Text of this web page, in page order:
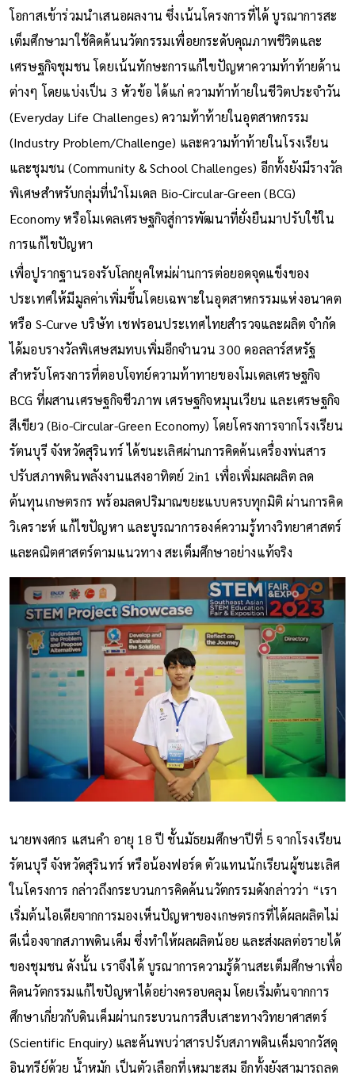
โอกาสเข้าร่วมนำเสนอผลงาน ซึ่งเน้นโครงการที่ได้ บูรณาการสะ
เต็มศึกษามาใช้คิดค้นนวัตกรรมเพื่อยกระดับคุณภาพชีวิตและ
เศรษฐกิจชุมชน โดยเน้นทักษะการแก้ไขปัญหาความท้าท้ายด้าน
ต่างๆ โดยแบ่งเป็น 3 หัวข้อ ได้แก่ ความท้าท้ายในชีวิตประจำวัน
(Everyday Life Challenges) ความท้าท้ายในอุตสาหกรรม
(Industry Problem/Challenge) และความท้าท้ายในโรงเรียน
และชุมชน (Community & School Challenges) อีกทั้งยังมีรางวัล
พิเศษสำหรับกลุ่มที่นำโมเดล Bio-Circular-Green (BCG)
Economy หรือโมเดลเศรษฐกิจสู่การพัฒนาที่ยั่งยืนมาปรับใช้ใน
การแก้ไขปัญหา
เพื่อปูรากฐานรองรับโลกยุคใหม่ผ่านการต่อยอดจุดแข็งของ
ประเทศให้มีมูลค่าเพิ่มขึ้นโดยเฉพาะในอุตสาหกรรมแห่งอนาคต
หรือ S-Curve บริษัท เชฟรอนประเทศไทยสำรวจและผลิต จำกัด
ได้มอบรางวัลพิเศษสมทบเพิ่มอีกจำนวน 300 ดอลลาร์สหรัฐ
สำหรับโครงการที่ตอบโจทย์ความท้าทายของโมเดลเศรษฐกิจ
BCG ที่ผสานเศรษฐกิจชีวภาพ เศรษฐกิจหมุนเวียน และเศรษฐกิจ
สีเขียว (Bio-Circular-Green Economy) โดยโครงการจากโรงเรียน
รัตนบุรี จังหวัดสุรินทร์ ได้ชนะเลิศผ่านการคิดค้นเครื่องพ่นสาร
ปรับสภาพดินพลังงานแสงอาทิตย์ 2in1 เพื่อเพิ่มผลผลิต ลด
ต้นทุนเกษตรกร พร้อมลดปริมาณขยะแบบครบทุกมิติ ผ่านการคิด
วิเคราะห์ แก้ไขปัญหา และบูรณาการองค์ความรู้ทางวิทยาศาสตร์
และคณิตศาสตร์ตามแนวทาง สะเต็มศึกษาอย่างแท้จริง
นายพงศกร แสนคำ อายุ 18 ปี ชั้นมัธยมศึกษาปีที่ 5 จากโรงเรียน
รัตนบุรี จังหวัดสุรินทร์ หรือน้องฟอร์ด ตัวแทนนักเรียนผู้ชนะเลิศ
ในโครงการ กล่าวถึงกระบวนการคิดค้นนวัตกรรมดังกล่าวว่า “เรา
เริ่มต้นไอเดียจากการมองเห็นปัญหาของเกษตรกรที่ได้ผลผลิตไม่
ดีเนื่องจากสภาพดินเค็ม ซึ่งทำให้ผลผลิตน้อย และส่งผลต่อรายได้
ของชุมชน ดังนั้น เราจึงได้ บูรณาการความรู้ด้านสะเต็มศึกษาเพื่อ
คิดนวัตกรรมแก้ไขปัญหาได้อย่างครอบคลุม โดยเริ่มต้นจากการ
ศึกษาเกี่ยวกับดินเค็มผ่านกระบวนการสืบเสาะทางวิทยาศาสตร์
(Scientific Enquiry) และค้นพบว่าสารปรับสภาพดินเค็มจากวัสดุ
อินทรีย์ด้วย น้ำหมัก เป็นตัวเลือกที่เหมาะสม อีกทั้งยังสามารถลด